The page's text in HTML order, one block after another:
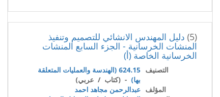
(5) دليل المهندس الانشائي للتصميم وتنفيذ
المنشات الخرسانية - الجزء السابع المنشات
الخرسانية الخاصة (أ)
التصنيف
624.15 (الهندسة والعمليات المتعلقة
بها) - (كتاب / عربي)
المؤلف عبدالرحمن مجاهد احمد